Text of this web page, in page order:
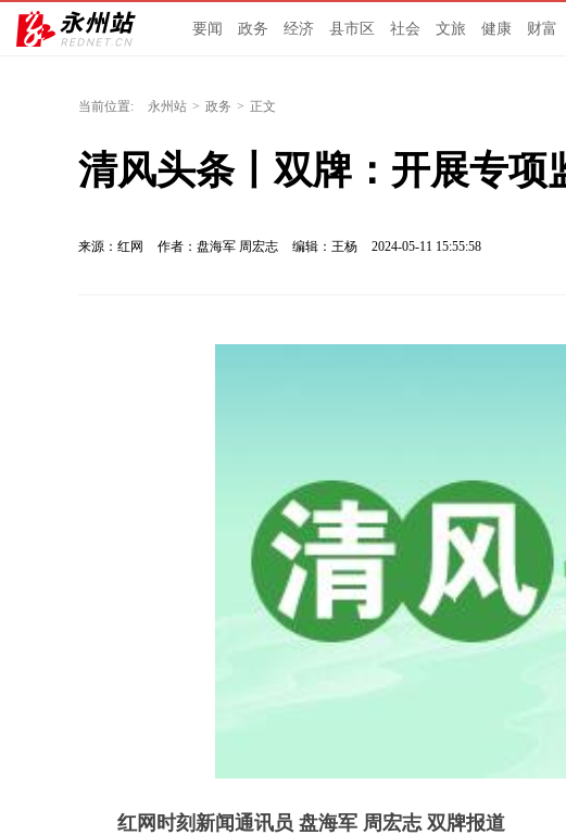
要闻 政务 经济 县市区 社会 文旅 健康 财富
当前位置: 永州站 > 政务 > 正文
清风头条丨双牌：开展专项
来源：红网 作者：盘海军 周宏志 编辑：王杨 2024-05-11 15:55:58
红网时刻新闻通讯员 盘海军 周宏志 双牌报道